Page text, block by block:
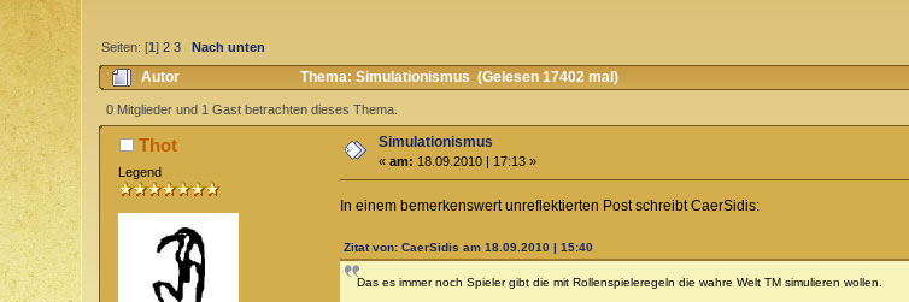
Seiten: [1]2 3 Nach unten
Autor Thema: Simulationismus (Gelesen 17402 mal)
0 Mitglieder und 1 Gast betrachten dieses Thema.
Thot
Legend
Simulationismus
«am: 18.09.2010 | 17:13 »
In einem bemerkenswert unreflektierten Post schreibt CaerSidis:
Zitat von: CaerSidis am 18.09.2010 | 15:40
Das es immer noch Spieler gibt die mit Rollenspieleregeln die wahre Welt TM simulieren wollen.